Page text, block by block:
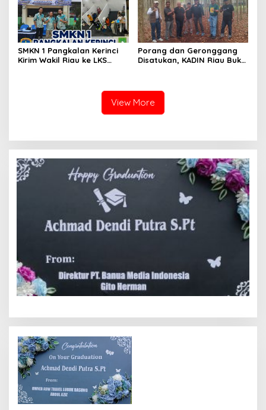
SMKN 1 Pangkalan Kerinci
Kirim Wakil Riau ke LKS
Porang dan Geronggang
Disatukan, KADIN Riau Buka
View More